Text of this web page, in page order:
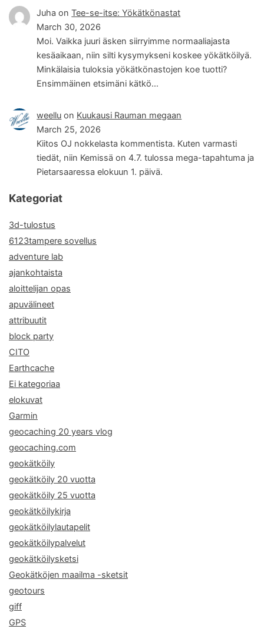
Juha onTee-se-itse: Yökätkönastat
March 30, 2026
Moi. Vaikka juuri äsken siirryimme normaaliajasta
kesäaikaan, niin silti kysymykseni koskee yökätköilyä.
Minkälaisia tuloksia yökätkönastojen koe tuotti?
Ensimmäinen etsimäni kätkö…
weellu on Kuukausi Rauman megaan
March 25, 2026
Kiitos OJ nokkelasta kommentista. Kuten varmasti
tiedät, niin Kemissä on 4.7. tulossa mega-tapahtuma ja
Pietarsaaressa elokuun 1. päivä.
Kategoriat
3d-tulostus
6123tampere sovellus
adventure lab
ajankohtaista
aloittelijan opas
apuvälineet
attribuutit
block party
CITO
Earthcache
Ei kategoriaa
elokuvat
Garmin
geocaching 20 years vlog
geocaching.com
geokätköily
geokätköily 20 vuotta
geokätköily 25 vuotta
geokätköilykirja
geokätköilylautapelit
geokätköilypalvelut
geokätköilysketsi
Geokätköjen maailma -sketsit
geotours
giff
GPS